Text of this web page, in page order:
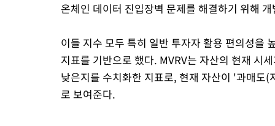
온체인 데이터 진입장벽 문제를 해결하기 위해
이들 지수 모두 특히 일반 투자자 활용 편의성
지표를 기반으로 했다. MVRV는 자산의 현재 시
낮은지를 수치화한 지표로, 현재 자산이 '과매
로 보여준다.